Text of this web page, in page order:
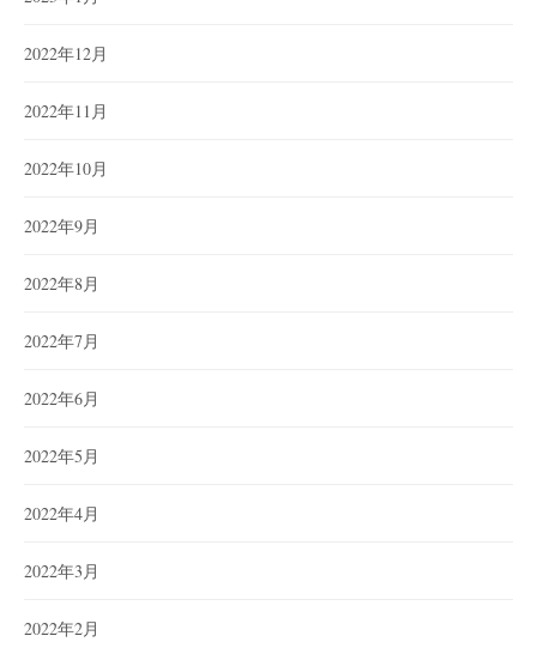
2022年12月
2022年11月
2022年10月
2022年9月
2022年8月
2022年7月
2022年6月
2022年5月
2022年4月
2022年3月
2022年2月